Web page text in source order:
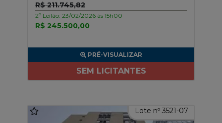
R$ 211.745,82
2º Leilão: 23/02/2026 às 15h00
R$ 245.500,00
PRÉ-VISUALIZAR
SEM LICITANTES
Lote nº 3521-07